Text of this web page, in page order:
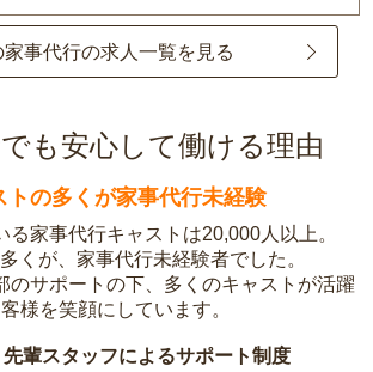
家事代行の求人一覧を見る
も安心して働ける理由
トの多くが家事代行未経験
家事代行キャストは20,000人以上。
くが、家事代行未経験者でした。
のサポートの下、多くのキャストが活躍
様を笑顔にしています。
先輩スタッフによるサポート制度